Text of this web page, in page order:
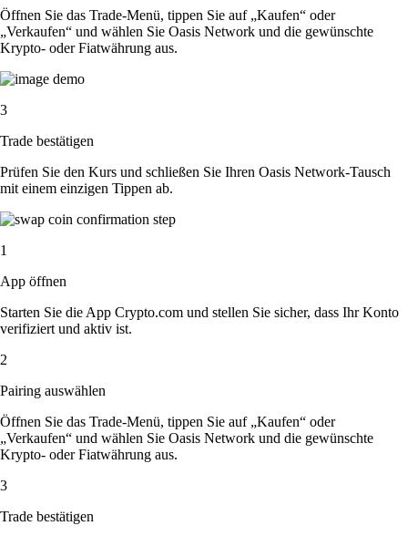
Öffnen Sie das Trade-Menü, tippen Sie auf „Kaufen“ oder
„Verkaufen“ und wählen Sie Oasis Network und die gewünschte
Krypto- oder Fiatwährung aus.
3
Trade bestätigen
Prüfen Sie den Kurs und schließen Sie Ihren Oasis Network-Tausch
mit einem einzigen Tippen ab.
1
App öffnen
Starten Sie die App Crypto.com und stellen Sie sicher, dass Ihr Konto
verifiziert und aktiv ist.
2
Pairing auswählen
Öffnen Sie das Trade-Menü, tippen Sie auf „Kaufen“ oder
„Verkaufen“ und wählen Sie Oasis Network und die gewünschte
Krypto- oder Fiatwährung aus.
3
Trade bestätigen